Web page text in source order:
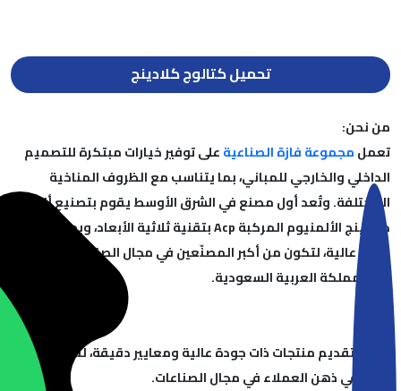
تحميل كتالوج كلادينج
من نحن:
تعملمجموعة فازة الصناعيةعلى توفير خيارات مبتكرة للتصميم
الداخلي والخارجي للمباني، بما يتناسب مع الظروف المناخية
المختلفة. وتُعد أول مصنع في الشرق الأوسط يقوم بتصنيع ألواح
كلادينج الألمنيوم المركبة Acp بتقنية ثلاثية الأبعاد، وبمعايير
جودة عالية، لتكون من أكبر المصنّعين في مجال الصناعات الحديثة
في المملكة العربية السعودية.
رؤيتنا:
نلتزم بتقديم منتجات ذات جودة عالية ومعايير دقيقة، لنصبح الخيار
الأول في ذهن العملاء في مجال الصناعات.